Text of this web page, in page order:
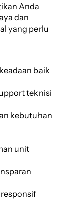
Anda
dan
yang perlu
baik
teknisi
kebutuhan
unit